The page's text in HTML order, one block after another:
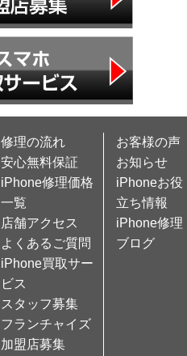
修理の流れ
安心無料保証
iPhone修理価格
一覧
店舗アクセス
よくあるご質問
iPhone買取サー
ビス
スタッフ募集
フランチャイズ
加盟店募集
お客様の声
お知らせ
iPhoneお役
立ち情報
iPhone修理
ブログ